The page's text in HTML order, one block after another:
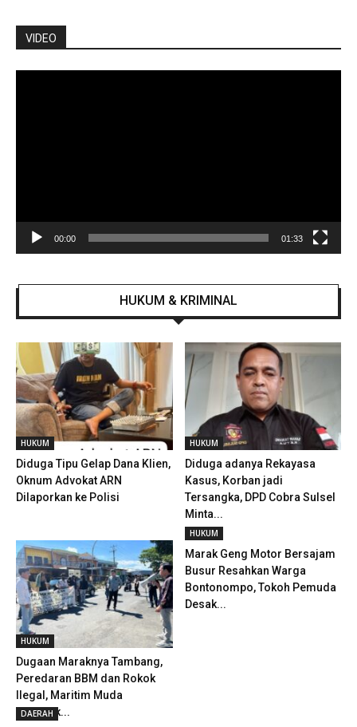
VIDEO
00:00 01:33
HUKUM & KRIMINAL
HUKUM
Diduga Tipu Gelap Dana Klien,
Oknum Advokat ARN
Dilaporkan ke Polisi
HUKUM
Diduga adanya Rekayasa
Kasus, Korban jadi
Tersangka, DPD Cobra Sulsel
Minta...
HUKUM
Dugaan Maraknya Tambang,
Peredaran BBM dan Rokok
Ilegal, Maritim Muda
Geruduk...
HUKUM
Marak Geng Motor Bersajam
Busur Resahkan Warga
Bontonompo, Tokoh Pemuda
Desak...
DAERAH